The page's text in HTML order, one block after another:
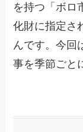
を持つ「ボロ
化財に指定さ
んです。今回
事を季節ごと